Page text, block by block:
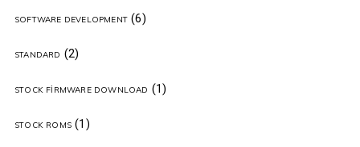
SOFTWARE DEVELOPMENT(6)
STANDARD (2)
STOCK FIRMWARE DOWNLOAD (1)
STOCK ROMS(1)